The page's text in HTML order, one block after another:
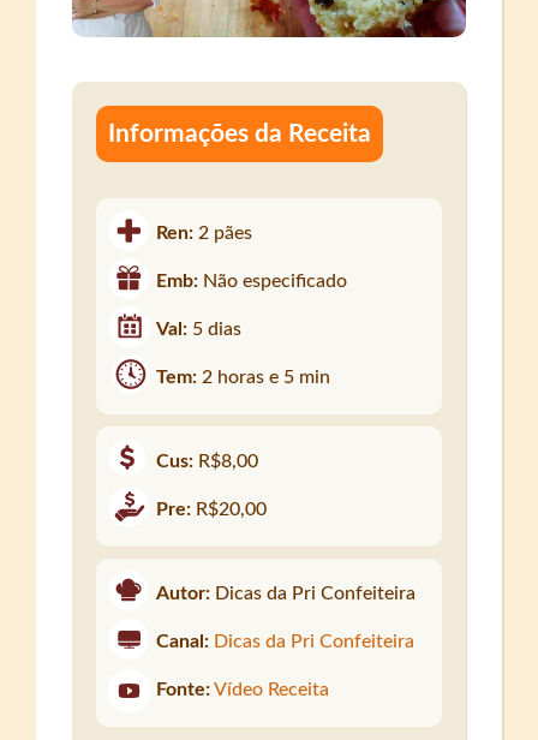
Informações da Receita
Ren:2 pães
Emb: Não especificado
Val: 5 dias
Tem:2 horas e 5 min
Cus: R$8,00
Pre: R$20,00
Autor: Dicas da Pri Confeiteira
Canal: Dicas da Pri Confeiteira
Fonte: Vídeo Receita